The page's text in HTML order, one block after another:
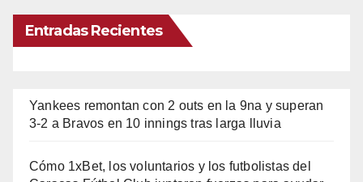
Entradas Recientes
Yankees remontan con 2 outs en la 9na y superan
3-2 a Bravos en 10 innings tras larga lluvia
Cómo 1xBet, los voluntarios y los futbolistas del